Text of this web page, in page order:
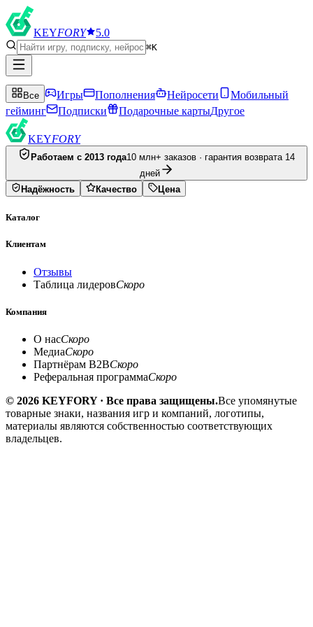
KEYFORY 5.0
⌘K
Все Игры Пополнения Нейросети
Мобильный
гейминг
Подписки Подарочные картыДругое
KEYFORY
Работаем с 2013 года10 млн+ заказов · гарантия возврата 14
дней
Надёжность
Качество Цена
Каталог
Клиентам
Отзывы
Таблица лидеровСкоро
Компания
О насСкоро
МедиаСкоро
Партнёрам B2BСкоро
Реферальная программаСкоро
© 2026 KEYFORY · Все права защищены.Все упомянутые
товарные знаки, названия игр и компаний, логотипы,
материалы являются собственностью соответствующих
владельцев.